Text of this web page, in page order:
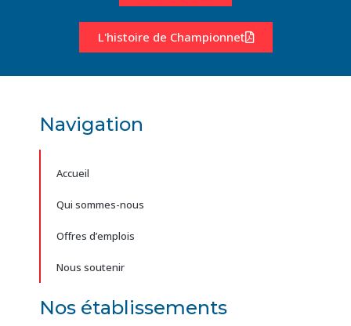
L'histoire de Championnet
Navigation
Accueil
Qui sommes-nous
Offres d’emplois
Nous soutenir
Nos établissements